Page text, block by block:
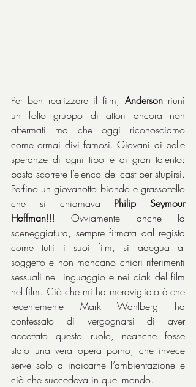
Per ben realizzare il film, Anderson riunì
un folto gruppo di attori ancora non
affermati ma che oggi riconosciamo
come ormai divi famosi. Giovani di belle
speranze di ogni tipo e di gran talento:
basta scorrere l’elenco del cast per stupirsi.
Perfino un giovanotto biondo e grassottello
che si chiamava Philip Seymour
Hoffman!!! Ovviamente anche la
sceneggiatura, sempre firmata dal regista
come tutti i suoi film, si adegua al
soggetto e non mancano chiari riferimenti
sessuali nel linguaggio e nei ciak del film
nel film. Ciò che mi ha meravigliato è che
recentemente Mark Wahlberg ha
confessato di vergognarsi di aver
accettato questo ruolo, neanche fosse
stato una vera opera porno, che invece
serve solo a indicarne l’ambientazione e
ciò che succedeva in quel mondo.